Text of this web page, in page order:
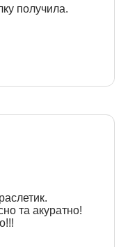
получила.
та акуратно!